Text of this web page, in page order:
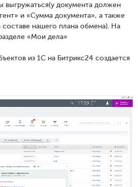
выгружаться(у документа должен
и «Сумма документа», а также
нашего плана обмена). На
«Мои дела»
из 1С на Битрикс24 создается